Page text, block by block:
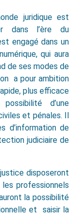
juridique est
dans l’ère du
engagé dans un
qui aura
de ses modes de
a pour ambition
plus efficace
d’une
et pénales. Il
d’information de
judiciaire de
disposeront
professionnels
la possibilité
et saisir la